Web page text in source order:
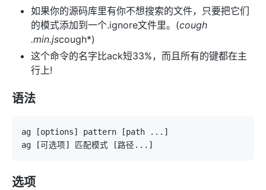
如果你的源码库里有你不想搜索的文件，只要把它们
的模式添加到一个.ignore文件里。(cough
.min.jscough*)
这个命令的名字比ack短33%，而且所有的键都在主
行上!
语法
ag [options] pattern [path .. . ]
ag
[可选项] 匹配模式 [路径 .. . ]
选项